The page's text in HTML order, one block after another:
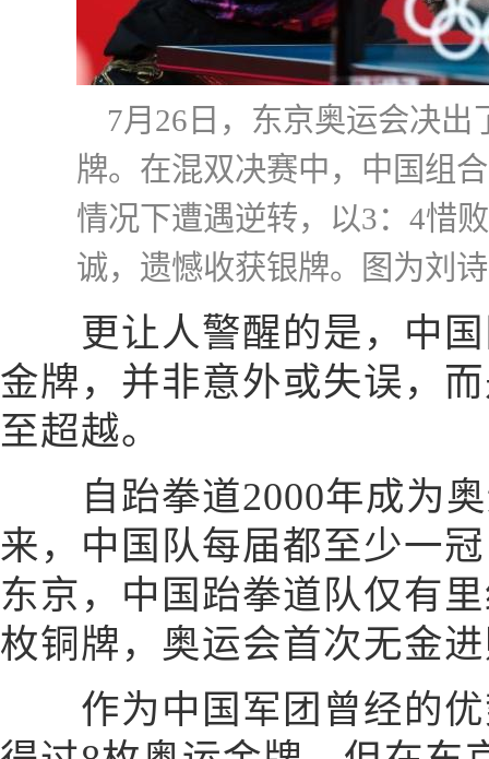
7月26日，东京奥运会决
牌。在混双决赛中，中国组
情况下遭遇逆转，以3：4惜
诚，遗憾收获银牌。图为刘
更让人警醒的是，中国
金牌，并非意外或失误，
至超越。
自跆拳道2000年成为奥
来，中国队每届都至少一
东京，中国跆拳道队仅有
枚铜牌，奥运会首次无金
作为中国军团曾经的优